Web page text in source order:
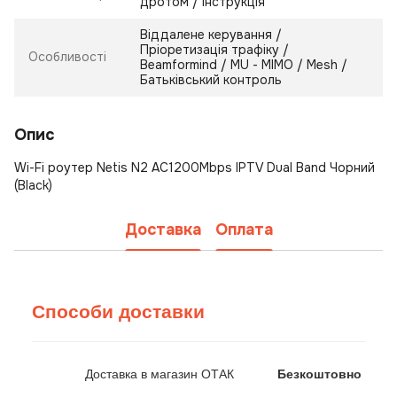
Особливості
Віддалене керування /
Пріоретизація трафіку /
Beamformind / MU - MIMO / Mesh /
Батьківський контроль
Опис
Wi-Fi роутер Netis N2 AC1200Mbps IPTV Dual Band Чорний
(Black)
Доставка Оплата
Способи доставки
Доставка в магазин ОТАК Безкоштовно